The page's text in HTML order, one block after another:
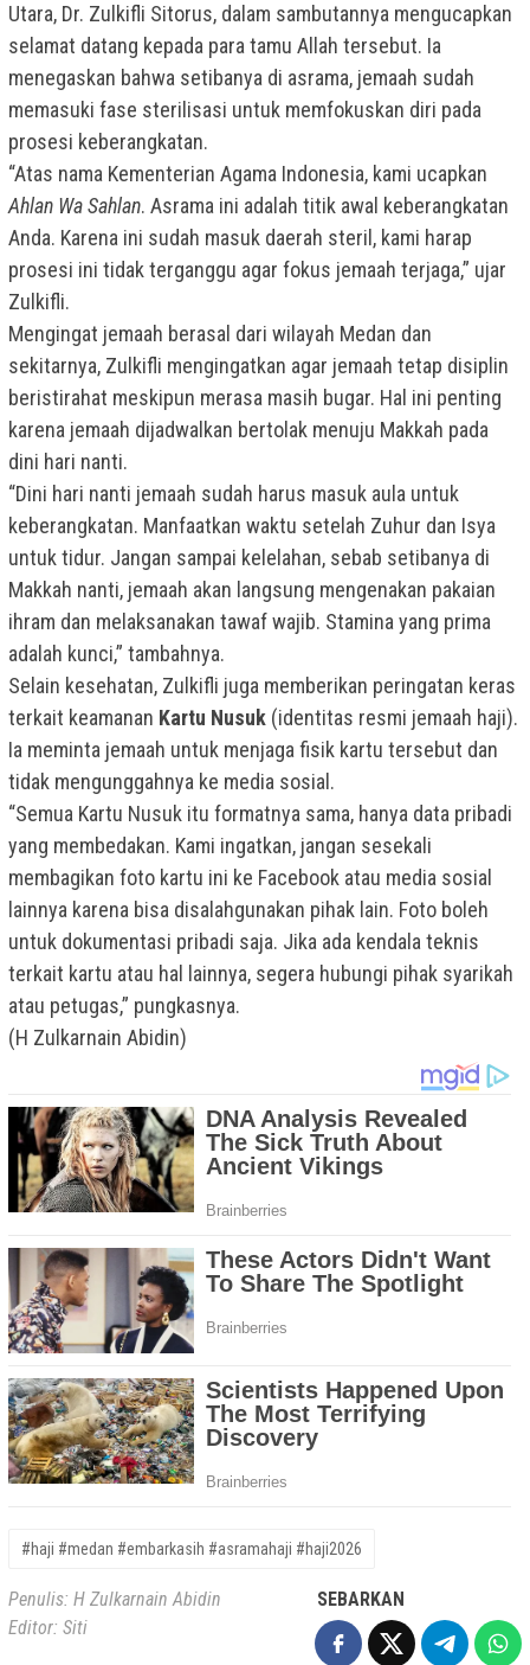
Utara, Dr. Zulkifli Sitorus, dalam sambutannya mengucapkan
selamat datang kepada para tamu Allah tersebut. Ia
menegaskan bahwa setibanya di asrama, jemaah sudah
memasuki fase sterilisasi untuk memfokuskan diri pada
prosesi keberangkatan.
“Atas nama Kementerian Agama Indonesia, kami ucapkan
Ahlan Wa Sahlan. Asrama ini adalah titik awal keberangkatan
Anda. Karena ini sudah masuk daerah steril, kami harap
prosesi ini tidak terganggu agar fokus jemaah terjaga,” ujar
Zulkifli.
Mengingat jemaah berasal dari wilayah Medan dan
sekitarnya, Zulkifli mengingatkan agar jemaah tetap disiplin
beristirahat meskipun merasa masih bugar. Hal ini penting
karena jemaah dijadwalkan bertolak menuju Makkah pada
dini hari nanti.
“Dini hari nanti jemaah sudah harus masuk aula untuk
keberangkatan. Manfaatkan waktu setelah Zuhur dan Isya
untuk tidur. Jangan sampai kelelahan, sebab setibanya di
Makkah nanti, jemaah akan langsung mengenakan pakaian
ihram dan melaksanakan tawaf wajib. Stamina yang prima
adalah kunci,” tambahnya.
Selain kesehatan, Zulkifli juga memberikan peringatan keras
terkait keamanan Kartu Nusuk (identitas resmi jemaah haji).
Ia meminta jemaah untuk menjaga fisik kartu tersebut dan
tidak mengunggahnya ke media sosial.
“Semua Kartu Nusuk itu formatnya sama, hanya data pribadi
yang membedakan. Kami ingatkan, jangan sesekali
membagikan foto kartu ini ke Facebook atau media sosial
lainnya karena bisa disalahgunakan pihak lain. Foto boleh
untuk dokumentasi pribadi saja. Jika ada kendala teknis
terkait kartu atau hal lainnya, segera hubungi pihak syarikah
atau petugas,” pungkasnya.
(H Zulkarnain Abidin)
#haji #medan #embarkasih #asramahaji #haji2026
Penulis: H Zulkarnain Abidin
Editor: Siti
SEBARKAN